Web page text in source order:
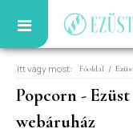
Itt vagy most: Főoldal /
Popcorn -
webáruház